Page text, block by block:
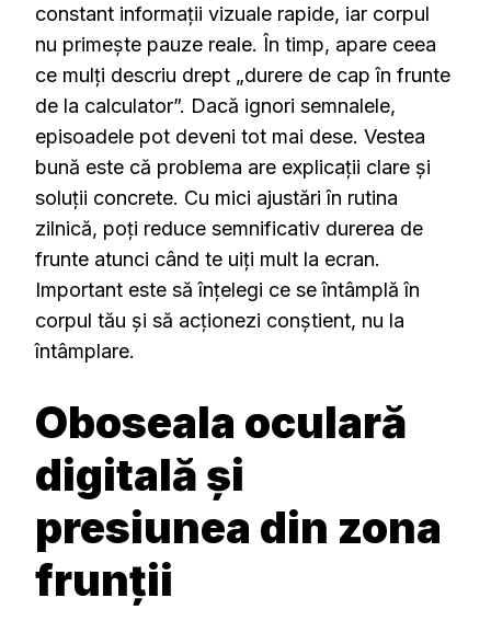
constant informații vizuale rapide, iar corpul
nu primește pauze reale. În timp, apare ceea
ce mulți descriu drept „durere de cap în frunte
de la calculator”. Dacă ignori semnalele,
episoadele pot deveni tot mai dese. Vestea
bună este că problema are explicații clare și
soluții concrete. Cu mici ajustări în rutina
zilnică, poți reduce semnificativ durerea de
frunte atunci când te uiți mult la ecran.
Important este să înțelegi ce se întâmplă în
corpul tău și să acționezi conștient, nu la
întâmplare.
Oboseala oculară
digitală și
presiunea din zona
frunții